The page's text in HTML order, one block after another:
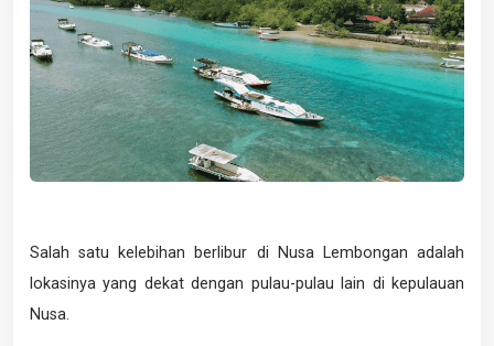
Salah satu kelebihan berlibur di Nusa Lembongan adalah
lokasinya yang dekat dengan pulau-pulau lain di kepulauan
Nusa.